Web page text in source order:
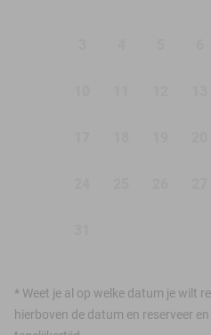
* Weet je al op welke datum je wilt
hierboven de datum en reserveer